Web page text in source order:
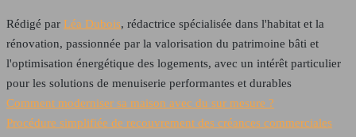
Rédigé par Léa Dubois, rédactrice spécialisée dans l'habitat et la
rénovation, passionnée par la valorisation du patrimoine bâti et
l'optimisation énergétique des logements, avec un intérêt particulier
pour les solutions de menuiserie performantes et durables
Comment moderniser sa maison avec du sur mesure ?
Procédure simplifiée de recouvrement des créances commerciales